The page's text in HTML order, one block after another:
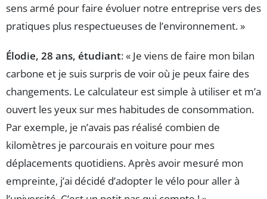
sens armé pour faire évoluer notre entreprise vers des
pratiques plus respectueuses de l’environnement. »
Élodie, 28 ans, étudiant: « Je viens de faire mon bilan
carbone et je suis surpris de voir où je peux faire des
changements. Le calculateur est simple à utiliser et m’a
ouvert les yeux sur mes habitudes de consommation.
Par exemple, je n’avais pas réalisé combien de
kilomètres je parcourais en voiture pour mes
déplacements quotidiens. Après avoir mesuré mon
empreinte, j’ai décidé d’adopter le vélo pour aller à